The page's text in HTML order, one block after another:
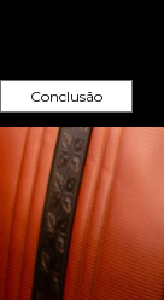
Conclusão